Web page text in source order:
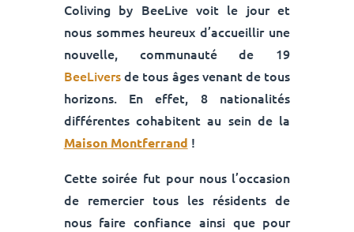
Coliving by BeeLive voit le jour et
nous sommes heureux d’accueillir une
nouvelle, communauté de 19
BeeLiversde tous âges venant de tous
horizons. En effet, 8 nationalités
différentes cohabitent au sein de la
Maison Montferrand !
Cette soirée fut pour nous l’occasion
de remercier tous les résidents de
nous faire confiance ainsi que pour